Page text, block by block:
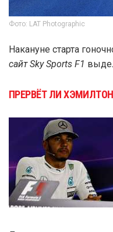
Фото: LAT Photographic
Накануне старта
сайт Sky Sports F1
ПРЕРВЁТ ЛИ